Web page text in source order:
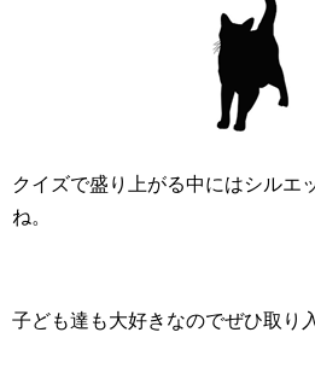
クイズで盛り上がる中にはシルエ
ね。
子ども達も大好きなのでぜひ取り